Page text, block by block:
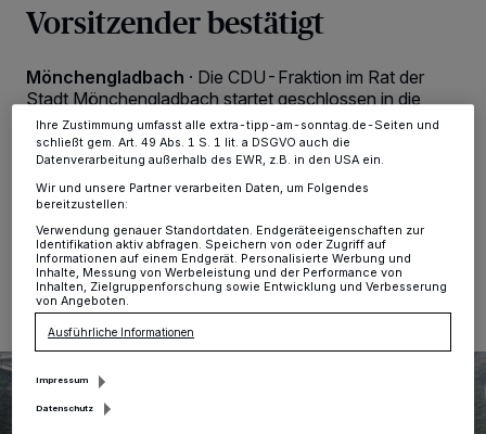
Vorsitzender bestätigt
Mönchengladbach · Die CDU-Fraktion im Rat der
Stadt Mönchengladbach startet geschlossen in die
neue Wahlperiode. Fred Hendricks wurde als
Vorsitzender bestätigt. Gleichzeitig wurde ein neuer
Vorstand gewählt.
08.10.2025 , 08:39 Uhr Eine Minute Lesezeit
Anzeigen möglicherweise nicht mehr so relevant für Sie. Sie können
dieses Menü jederzeit wieder aufrufen, um Ihre Einstellungen zu
ändern oder Ihre Einwilligung zu widerrufen, indem Sie auf den Link
Ihre Einstellungen gelten innerhalb unseres Website. Weitere
Informationen finden Sie in unserer Datenschutzerklärung.
Ihre Zustimmung umfasst alle extra-tipp-am-sonntag.de-Seiten und
schließt gem. Art. 49 Abs. 1 S. 1 lit. a DSGVO auch die
Datenverarbeitung außerhalb des EWR, z.B. in den USA ein.
Wir und unsere Partner verarbeiten Daten, um Folgendes
bereitzustellen:
Verwendung genauer Standortdaten. Endgeräteeigenschaften zur
Identifikation aktiv abfragen. Speichern von oder Zugriff auf
Informationen auf einem Endgerät. Personalisierte Werbung und
Inhalte, Messung von Werbeleistung und der Performance von
Inhalten, Zielgruppenforschung sowie Entwicklung und Verbesserung
von Angeboten.
Ausführliche Informationen
Impressum
Datenschutz